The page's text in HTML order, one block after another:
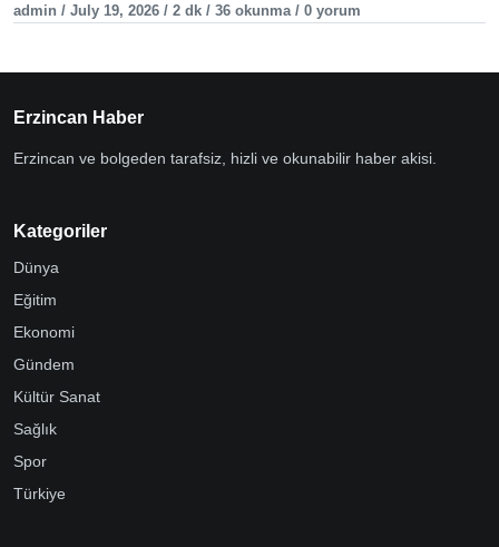
admin / July 19, 2026 / 2 dk / 36 okunma / 0 yorum
Erzincan Haber
Erzincan ve bolgeden tarafsiz, hizli ve okunabilir haber akisi.
Kategoriler
Dünya
Eğitim
Ekonomi
Gündem
Kültür Sanat
Sağlık
Spor
Türkiye